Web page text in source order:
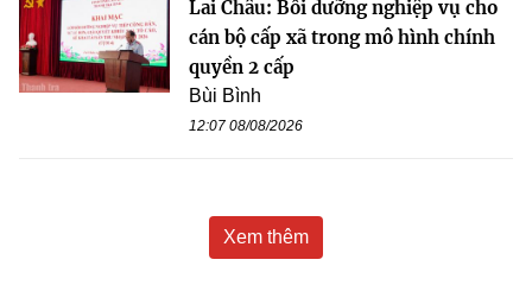
Lai Châu: Bồi dưỡng nghiệp vụ cho
cán bộ cấp xã trong mô hình chính
quyền 2 cấp
Bùi Bình
12:07 08/08/2026
Xem thêm